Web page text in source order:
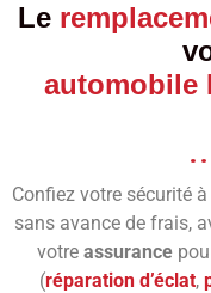
Le
automobile
Confiez votre sécurité à
sans avance de frais,
votre assurance
(réparation d’éclat,